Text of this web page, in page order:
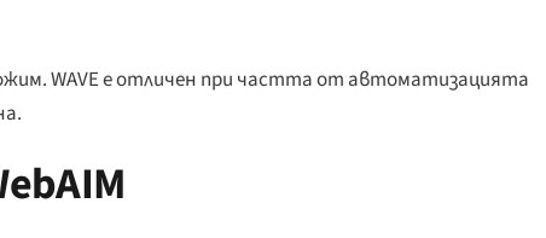
WAVE е отличен при частта от автоматизацията